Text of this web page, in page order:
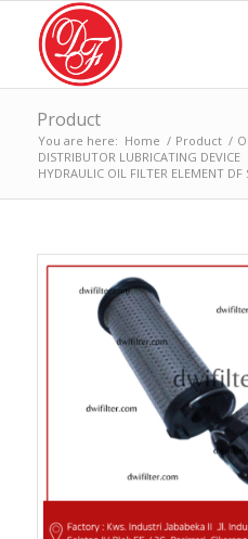
Product
You are here: Home / Product /
DISTRIBUTOR LUBRICATING DEVICE
HYDRAULIC OIL FILTER ELEMENT DF